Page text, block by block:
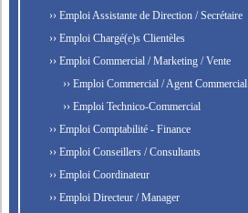
›› Emploi Assistante de Direction / Secrétaire
›› Emploi Chargé(e)s Clientèles
›› Emploi Commercial / Marketing / Vente
›› Emploi Commercial / Agent Commercial
›› Emploi Technico-Commercial
›› Emploi Comptabilité - Finance
›› Emploi Conseillers / Consultants
›› Emploi Coordinateur
›› Emploi Directeur / Manager